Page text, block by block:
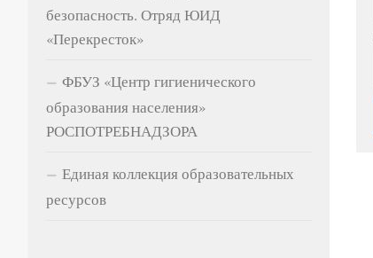
безопасность. Отряд ЮИД
«Перекресток»
ФБУЗ «Центр гигиенического
образования населения»
РОСПОТРЕБНАДЗОРА
Единая коллекция образовательных
ресурсов